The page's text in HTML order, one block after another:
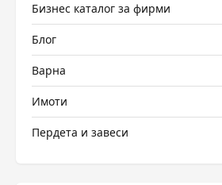
Бизнес каталог за фирми
Блог
Варна
Имоти
Пердета и завеси